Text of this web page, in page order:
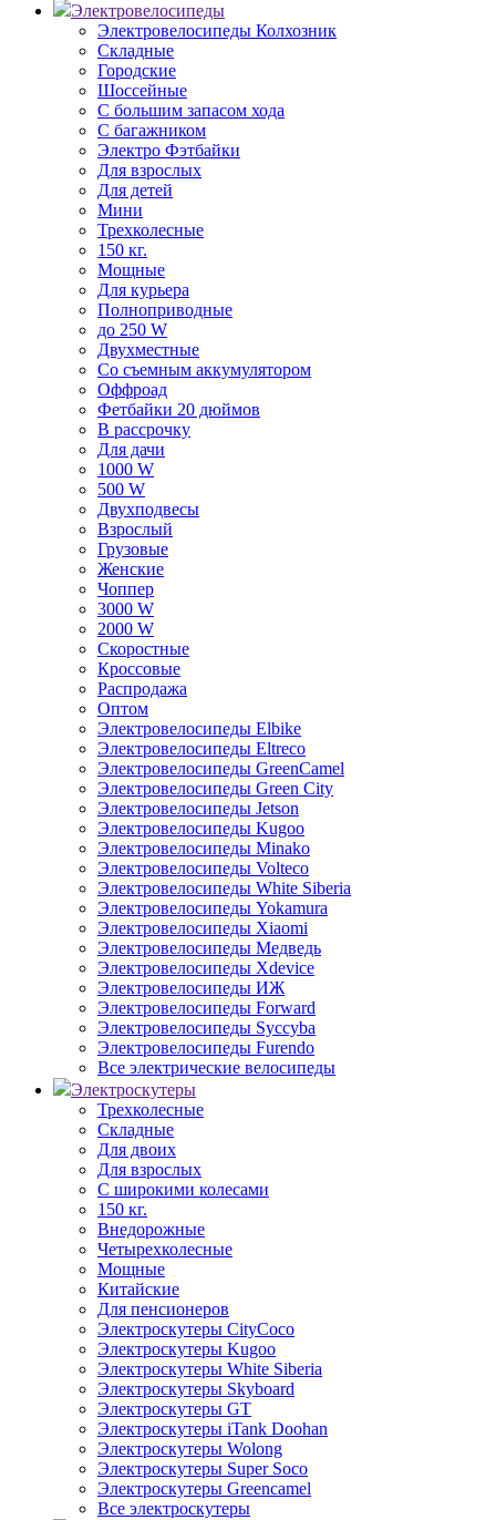
Электровелосипеды
Электровелосипеды Колхозник
Складные
Городские
Шоссейные
С большим запасом хода
С багажником
Электро Фэтбайки
Для взрослых
Для детей
Мини
Трехколесные
150 кг.
Мощные
Для курьера
Полноприводные
до 250 W
Двухместные
Со съемным аккумулятором
Оффроад
Фетбайки 20 дюймов
В рассрочку
Для дачи
1000 W
500 W
Двухподвесы
Взрослый
Грузовые
Женские
Чоппер
3000 W
2000 W
Скоростные
Кроссовые
Распродажа
Оптом
Электровелосипеды Elbike
Электровелосипеды Eltreco
Электровелосипеды GreenCamel
Электровелосипеды Green City
Электровелосипеды Jetson
Электровелосипеды Kugoo
Электровелосипеды Minako
Электровелосипеды Volteco
Электровелосипеды White Siberia
Электровелосипеды Yokamura
Электровелосипеды Xiaomi
Электровелосипеды Медведь
Электровелосипеды Xdevice
Электровелосипеды ИЖ
Электровелосипеды Forward
Электровелосипеды Syccyba
Электровелосипеды Furendo
Все электрические велосипеды
Электроскутеры
Трехколесные
Складные
Для двоих
Для взрослых
С широкими колесами
150 кг.
Внедорожные
Четырехколесные
Мощные
Китайские
Для пенсионеров
Электроскутеры CityCoco
Электроскутеры Kugoo
Электроскутеры White Siberia
Электроскутеры Skyboard
Электроскутеры GT
Электроскутеры iTank Doohan
Электроскутеры Wolong
Электроскутеры Super Soco
Электроскутеры Greencamel
Все электроскутеры